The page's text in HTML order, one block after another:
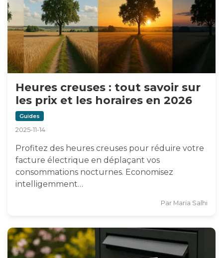
Heures creuses : tout savoir sur
les prix et les horaires en 2026
Guides
2025-11-14
Profitez des heures creuses pour réduire votre
facture électrique en déplaçant vos
consommations nocturnes. Economisez
intelligemment…
Par Maria Salhi